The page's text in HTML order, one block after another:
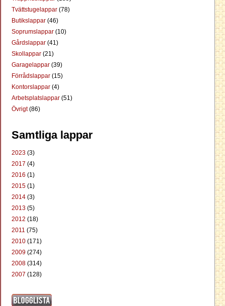
Tvättstugelappar (78)
Butikslappar (46)
Soprumslappar (10)
Gårdslappar (41)
Skollappar (21)
Garagelappar (39)
Förrådslappar (15)
Kontorslappar (4)
Arbetsplatslappar (51)
Övrigt(86)
Samtliga lappar
2023 (3)
2017 (4)
2016 (1)
2015 (1)
2014 (3)
2013 (5)
2012 (18)
2011 (75)
2010 (171)
2009 (274)
2008 (314)
2007 (128)